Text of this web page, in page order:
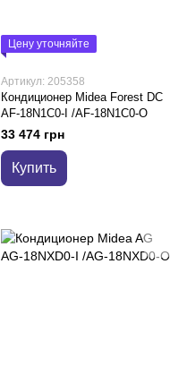
Цену уточняйте
Артикул: 205358
Кондиционер Midea Forest DC
AF-18N1C0-I /AF-18N1C0-O
33 474 грн
Купить